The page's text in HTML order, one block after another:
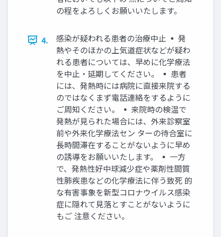
の程をよろしくお願いいたします。
4.
感染が疑われる患者の治療中止 ▪ 発
熱やそのほかの上気道症状などが疑わ
れる患者については、早めに化学療法
を中止・延期してください。 ▪ 患者
には、発熱時には病院に直接来院する
のではなくまず電話連絡をするように
ご周知ください。 ▪ 来院時の検温で
発熱が見られた場合には、外来診察室
前や外来化学療法セン ターの待合室に
長時間滞在することがないように早め
の誘導をお願いいたします。 ▪ 一方
で、発熱性好中球減少症や薬剤性間質
性肺疾患などの化学療法に伴う致死 的
な有害事象を新型コロナウイルス感染
症に隠れて見落とすことがないように
もご 注意ください。